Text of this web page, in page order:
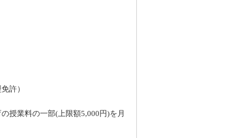
許）
授業料の一部(上限額5,000円)を月